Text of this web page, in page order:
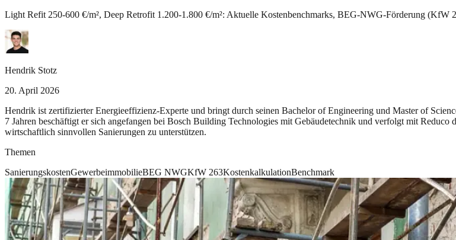
Light Refit 250-600 €/m², Deep Retrofit 1.200-1.800 €/m²: Aktuelle Kostenbenchmarks, BEG-NWG-Förderung (KfW
Hendrik Stotz
20. April 2026
Hendrik ist zertifizierter Energieeffizienz-Experte und bringt durch seinen Bachelor of Engineering und Master of
7 Jahren beschäftigt er sich angefangen bei Bosch Building Technologies mit Gebäudetechnik und verfolgt mit
wirtschaftlich sinnvollen Sanierungen zu unterstützen.
Themen
SanierungskostenGewerbeimmobilieBEG NWGKfW 263KostenkalkulationBenchmark